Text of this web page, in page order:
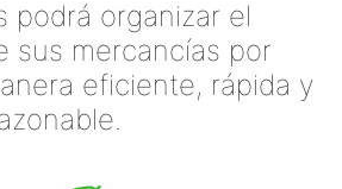
podrá organizar el
sus mercancías por
eficiente, rápida y